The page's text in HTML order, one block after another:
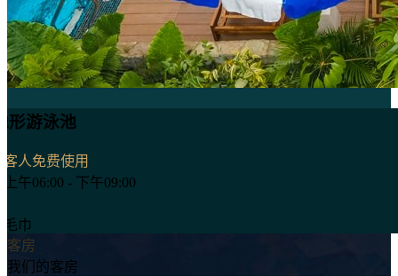
游泳池
人免费使用
午06:00 - 下午09:00
巾
客房
我们的客房